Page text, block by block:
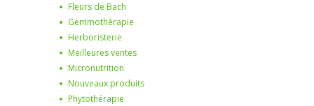
Fleurs de Bach
Gemmothérapie
Herboristerie
Meilleures ventes
Micronutrition
Nouveaux produits
Phytothérapie